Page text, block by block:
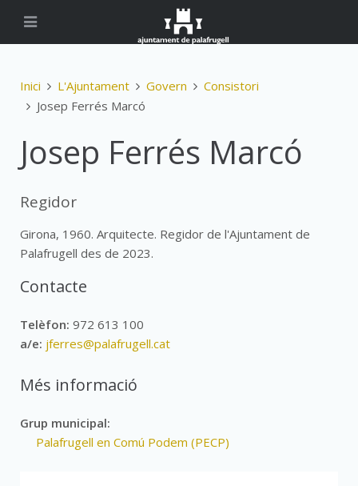
Inici L'Ajuntament Govern
Consistori
Josep Ferrés Marcó
Josep Ferrés Marcó
Regidor
Girona, 1960. Arquitecte. Regidor de l'Ajuntament de
Palafrugell des de 2023.
Contacte
Telèfon: 972 613 100
a/e: jferres@palafrugell.cat
Més informació
Grup municipal:
Palafrugell en Comú Podem (PECP)